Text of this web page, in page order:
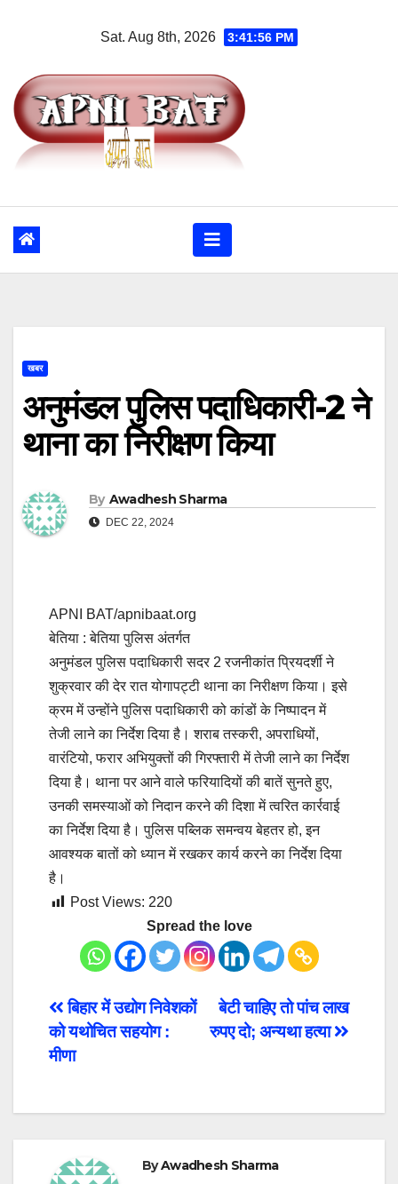
Sat. Aug 8th, 2026 3:41:56 PM
खबर
अनुमंडल पुलिस पदाधिकारी-2 ने
थाना का निरीक्षण किया
By Awadhesh Sharma
DEC 22, 2024
APNI BAT/apnibaat.org
बेतिया : बेतिया पुलिस अंतर्गत
अनुमंडल पुलिस पदाधिकारी सदर 2 रजनीकांत प्रियदर्शी ने
शुक्रवार की देर रात योगापट्टी थाना का निरीक्षण किया। इसे
क्रम में उन्होंने पुलिस पदाधिकारी को कांडों के निष्पादन में
तेजी लाने का निर्देश दिया है। शराब तस्करी, अपराधियों,
वारंटियो, फरार अभियुक्तों की गिरफ्तारी में तेजी लाने का निर्देश
दिया है। थाना पर आने वाले फरियादियों की बातें सुनते हुए,
उनकी समस्याओं को निदान करने की दिशा में त्वरित कार्रवाई
का निर्देश दिया है। पुलिस पब्लिक समन्वय बेहतर हो, इन
आवश्यक बातों को ध्यान में रखकर कार्य करने का निर्देश दिया
है।
Post Views: 220
Spread the love
Post
navigation
बेटी चाहिए तो पांच लाख
रुपए दो; अन्यथा हत्या
बिहार में उद्योग निवेशकों
को यथोचित सहयोग :
मीणा
ByAwadhesh Sharma